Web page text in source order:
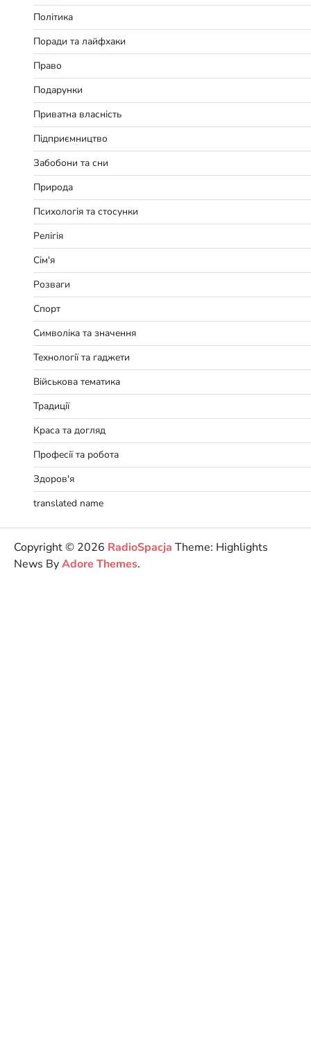
Політика
Поради та лайфхаки
Право
Подарунки
Приватна власність
Підприємництво
Забобони та сни
Природа
Психологія та стосунки
Релігія
Сім'я
Розваги
Спорт
Символіка та значення
Технології та гаджети
Військова тематика
Традиції
Краса та догляд
Професії та робота
Здоров'я
translated name
Copyright © 2026 RadioSpacja Theme: Highlights
News ByAdore Themes.